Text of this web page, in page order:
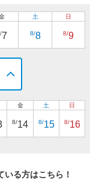
7
土
8/8
日
8/9
金
8/14
土
8/15
日
8/16
る方はこちら！